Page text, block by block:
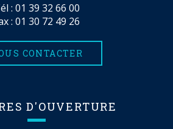
: 01 39 32 66 00
: 01 30 72 49 26
CONTACTER
D'OUVERTURE